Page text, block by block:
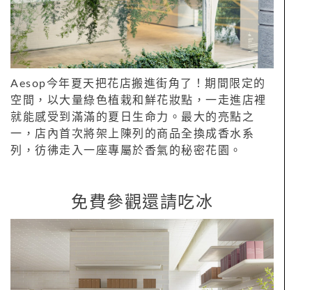
Aesop今年夏天把花店搬進街角了！期間限定的
空間，以大量綠色植栽和鮮花妝點，一走進店裡
就能感受到滿滿的夏日生命力。最大的亮點之
一，店內首次將架上陳列的商品全換成香水系
列，彷彿走入一座專屬於香氣的秘密花園。
免費參觀還請吃冰